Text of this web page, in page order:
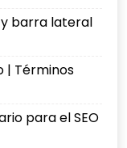
barra lateral
| Términos
para el SEO